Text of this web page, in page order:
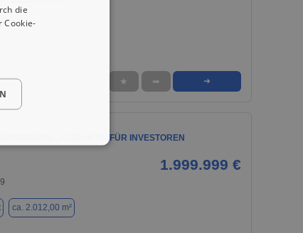
★ ➦ ➜
ATTRAKTIV FÜR INVESTOREN
1.999.999 €
ca. 2.012,00 m²
die
Cookie-